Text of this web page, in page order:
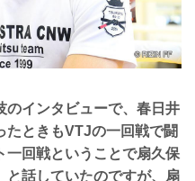
のインタビューで、春日井
たときもVTJの一回戦で闘
一回戦ということで扇久保
と話していたのですが、扇